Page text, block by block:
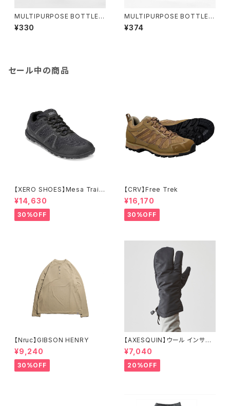
MULTIPURPOSE BOTTLE 1
00ml
¥330
MULTIPURPOSE BOTTLE 2
00ml
¥374
セール中の商品
【XERO SHOES】Mesa Trail
WP (ブラック)
¥14,630
30%OFF
【CRV】Free Trek
¥16,170
30%OFF
【Nruc】GIBSON HENRY
¥9,240
30%OFF
【AXESQUIN】ウール インサレ
ーション トリガー ミトン
¥7,040
20%OFF